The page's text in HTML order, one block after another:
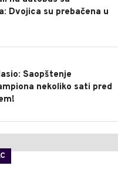
Dvojica su prebačena u
Saopštenje
nekoliko sati pred